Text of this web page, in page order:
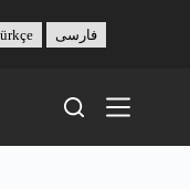
فارسی